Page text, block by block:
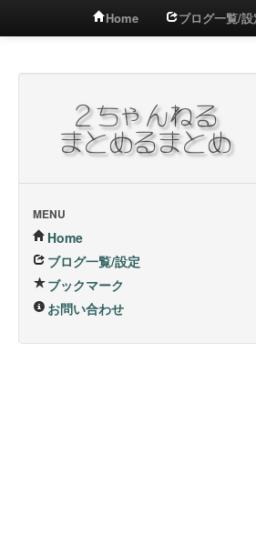
Home ブログ一覧/設
MENU
Home
ブログ一覧/設定
ブックマーク
お問い合わせ